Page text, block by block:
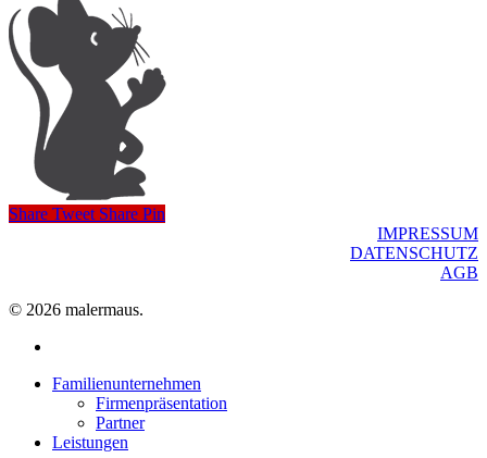
Share Tweet Share Pin
IMPRESSUM
DATENSCHUTZ
AGB
© 2026 malermaus.
Close
Familienunternehmen
Firmenpräsentation
Partner
Leistungen